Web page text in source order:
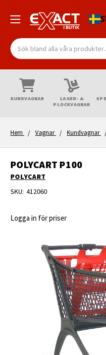
Sök
KUNDVAGNAR
LAGER- &
PLOCKVAGNAR
Hem Vagnar Kundvagnar
POLYCART P100
POLYCART
SKU: 412060
Logga in för priser